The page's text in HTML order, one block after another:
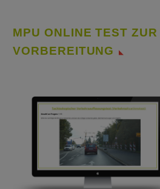
MPU ONLINE TEST ZUR
VORBEREITUNG